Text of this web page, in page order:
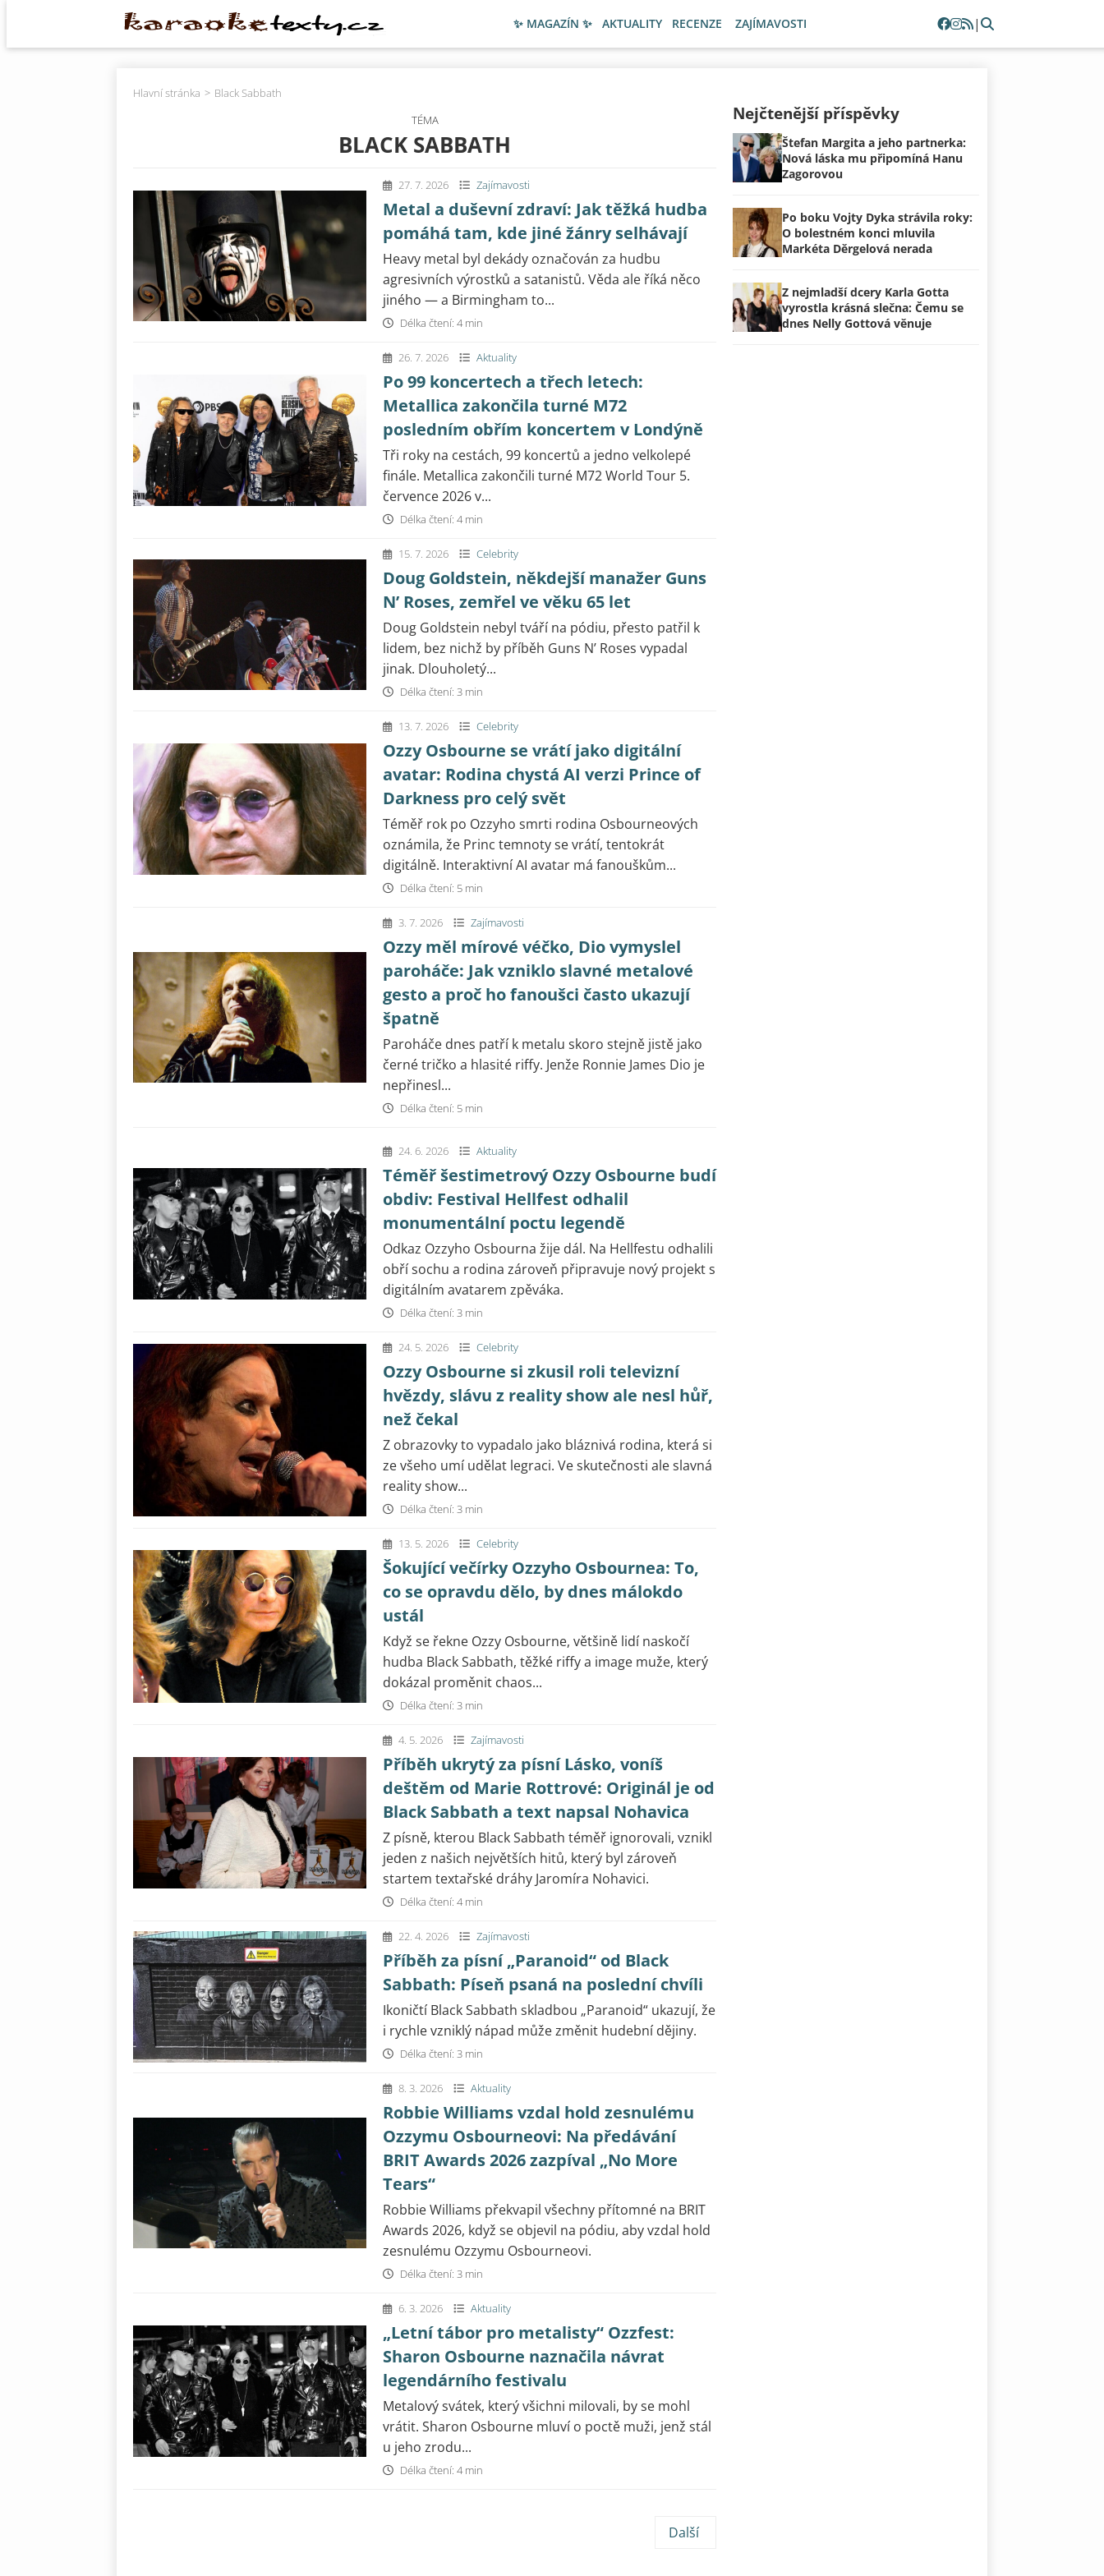
✨ MAGAZÍN ✨ AKTUALITY RECENZE ZAJÍMAVOSTI |
Hlavní stránka
Black Sabbath
TÉMA
BLACK SABBATH
27. 7. 2026 Zajímavosti
Metal a duševní zdraví: Jak těžká hudba
pomáhá tam, kde jiné žánry selhávají
Heavy metal byl dekády označován za hudbu
agresivních výrostků a satanistů. Věda ale říká něco
jiného — a Birmingham to...
Délka čtení: 4 min
26. 7. 2026 Aktuality
Po 99 koncertech a třech letech:
Metallica zakončila turné M72
posledním obřím koncertem v Londýně
Tři roky na cestách, 99 koncertů a jedno velkolepé
finále. Metallica zakončili turné M72 World Tour 5.
července 2026 v...
Délka čtení: 4 min
15. 7. 2026 Celebrity
Doug Goldstein, někdejší manažer Guns
N’ Roses, zemřel ve věku 65 let
Doug Goldstein nebyl tváří na pódiu, přesto patřil k
lidem, bez nichž by příběh Guns N’ Roses vypadal
jinak. Dlouholetý...
Délka čtení: 3 min
13. 7. 2026 Celebrity
Ozzy Osbourne se vrátí jako digitální
avatar: Rodina chystá AI verzi Prince of
Darkness pro celý svět
Téměř rok po Ozzyho smrti rodina Osbourneových
oznámila, že Princ temnoty se vrátí, tentokrát
digitálně. Interaktivní AI avatar má fanouškům...
Délka čtení: 5 min
3. 7. 2026 Zajímavosti
Ozzy měl mírové véčko, Dio vymyslel
paroháče: Jak vzniklo slavné metalové
gesto a proč ho fanoušci často ukazují
špatně
Paroháče dnes patří k metalu skoro stejně jistě jako
černé tričko a hlasité riffy. Jenže Ronnie James Dio je
nepřinesl...
Délka čtení: 5 min
24. 6. 2026 Aktuality
Téměř šestimetrový Ozzy Osbourne budí
obdiv: Festival Hellfest odhalil
monumentální poctu legendě
Odkaz Ozzyho Osbourna žije dál. Na Hellfestu odhalili
obří sochu a rodina zároveň připravuje nový projekt s
digitálním avatarem zpěváka.
Délka čtení: 3 min
24. 5. 2026 Celebrity
Ozzy Osbourne si zkusil roli televizní
hvězdy, slávu z reality show ale nesl hůř,
než čekal
Z obrazovky to vypadalo jako bláznivá rodina, která si
ze všeho umí udělat legraci. Ve skutečnosti ale slavná
reality show...
Délka čtení: 3 min
13. 5. 2026 Celebrity
Šokující večírky Ozzyho Osbournea: To,
co se opravdu dělo, by dnes málokdo
ustál
Když se řekne Ozzy Osbourne, většině lidí naskočí
hudba Black Sabbath, těžké riffy a image muže, který
dokázal proměnit chaos...
Délka čtení: 3 min
4. 5. 2026 Zajímavosti
Příběh ukrytý za písní Lásko, voníš
deštěm od Marie Rottrové: Originál je od
Black Sabbath a text napsal Nohavica
Z písně, kterou Black Sabbath téměř ignorovali, vznikl
jeden z našich největších hitů, který byl zároveň
startem textařské dráhy Jaromíra Nohavici.
Délka čtení: 4 min
22. 4. 2026 Zajímavosti
Příběh za písní „Paranoid“ od Black
Sabbath: Píseň psaná na poslední chvíli
Ikoničtí Black Sabbath skladbou „Paranoid“ ukazují, že
i rychle vzniklý nápad může změnit hudební dějiny.
Délka čtení: 3 min
8. 3. 2026 Aktuality
Robbie Williams vzdal hold zesnulému
Ozzymu Osbourneovi: Na předávání
BRIT Awards 2026 zazpíval „No More
Tears“
Robbie Williams překvapil všechny přítomné na BRIT
Awards 2026, když se objevil na pódiu, aby vzdal hold
zesnulému Ozzymu Osbourneovi.
Délka čtení: 3 min
6. 3. 2026 Aktuality
„Letní tábor pro metalisty“ Ozzfest:
Sharon Osbourne naznačila návrat
legendárního festivalu
Metalový svátek, který všichni milovali, by se mohl
vrátit. Sharon Osbourne mluví o poctě muži, jenž stál
u jeho zrodu...
Délka čtení: 4 min
Další
Nejčtenější příspěvky
Štefan Margita a jeho partnerka:
Nová láska mu připomíná Hanu
Zagorovou
Po boku Vojty Dyka strávila roky:
O bolestném konci mluvila
Markéta Děrgelová nerada
Z nejmladší dcery Karla Gotta
vyrostla krásná slečna: Čemu se
dnes Nelly Gottová věnuje